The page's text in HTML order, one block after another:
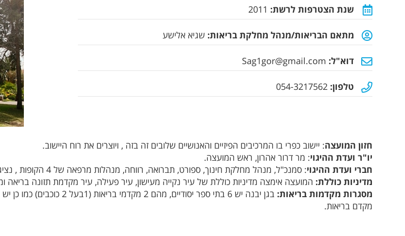
שנת הצטרפות לרשת: 2011
מתאם הבריאות/מנהל מחלקת בריאות: שגיא אלישע
דוא"ל: Sag1gor@gmail.com
טלפון: 054-3217562
חזון המועצה: יישוב כפרי בו המרכיבים הפיזיים והאנושיים שלובים זה בזה , ויוצרים את רוח היישוב.
יו"ר ועדת ההיגוי: מר דרור אהרון, ראש המועצה.
חברי ועדת ההיגוי: סמנכ"ל, מנהל מחלקת חינוך, ספורט, תברואה, רווחה, מנהלות מרפאה של 4 הקופות , נציגים ממשרד הבריאות.
מדיניות כוללת: המועצה אימצה מדיניות כוללת של עיר נקייה מעישון, עיר פעילה, עיר מקדמת תזונה בריאה
מסגרות מקדמות בריאות:
מקדם בריאות.